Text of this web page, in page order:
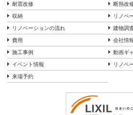
耐震改修 断熱改
収納 リノベ
リノベーションの流れ 建物調
費用 会社情
施工事例 動画ギ
イベント情報 リノベ
来場予約